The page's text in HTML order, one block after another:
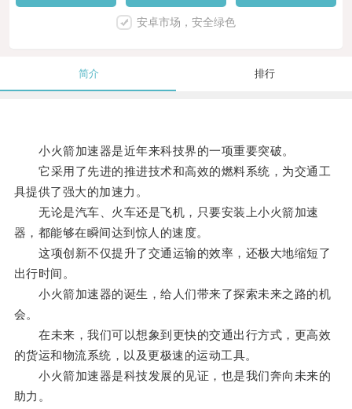
安卓市场，安全绿色
简介 排行
小火箭加速器是近年来科技界的一项重要突破。
它采用了先进的推进技术和高效的燃料系统，为交通工
具提供了强大的加速力。
无论是汽车、火车还是飞机，只要安装上小火箭加速
器，都能够在瞬间达到惊人的速度。
这项创新不仅提升了交通运输的效率，还极大地缩短了
出行时间。
小火箭加速器的诞生，给人们带来了探索未来之路的机
会。
在未来，我们可以想象到更快的交通出行方式，更高效
的货运和物流系统，以及更极速的运动工具。
小火箭加速器是科技发展的见证，也是我们奔向未来的
助力。